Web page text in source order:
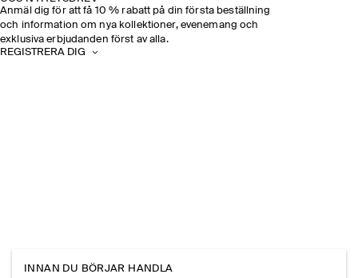
Anmäl dig för att få 10 % rabatt på din första beställning
och information om nya kollektioner, evenemang och
exklusiva erbjudanden först av alla.
REGISTRERA DIG
INNAN DU BÖRJAR HANDLA